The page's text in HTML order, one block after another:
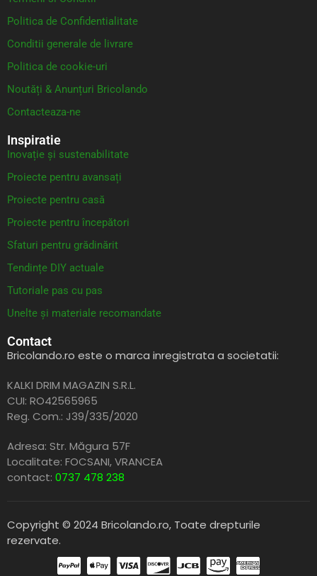
Politica de Confidentialitate
Conditii generale de livrare
Politica de cookie-uri
Noutăți & Anunțuri Bricolando
Contacteaza-ne
Inspiratie
Inovație și sustenabilitate
Proiecte pentru avansați
Proiecte pentru casă
Proiecte pentru începători
Sfaturi pentru grădinărit
Tendințe DIY actuale
Tutoriale pas cu pas
Unelte și materiale recomandate
Contact
Bricolando.ro este o marca inregistrata a societatii:
KALKI DRIM MAGAZIN S.R.L.
CUI: RO42565965
Reg. Com.: J39/335/2020
Adresa: Str. Măgura 57F
Localitate: FOCSANI,VRANCEA
contact: 0737 478 238
Copyright © 2024 Bricolando.ro, Toate drepturile
rezervate.